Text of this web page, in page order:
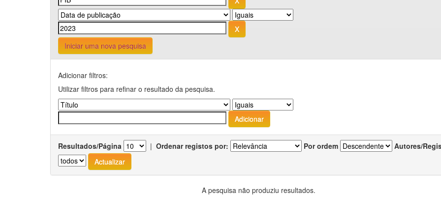
Iniciar uma nova pesquisa
Adicionar filtros:
Utilizar filtros para refinar o resultado da pesquisa.
Resultados/Página | Ordenar registos por: Por ordem Autores/
A pesquisa não produziu resultados.